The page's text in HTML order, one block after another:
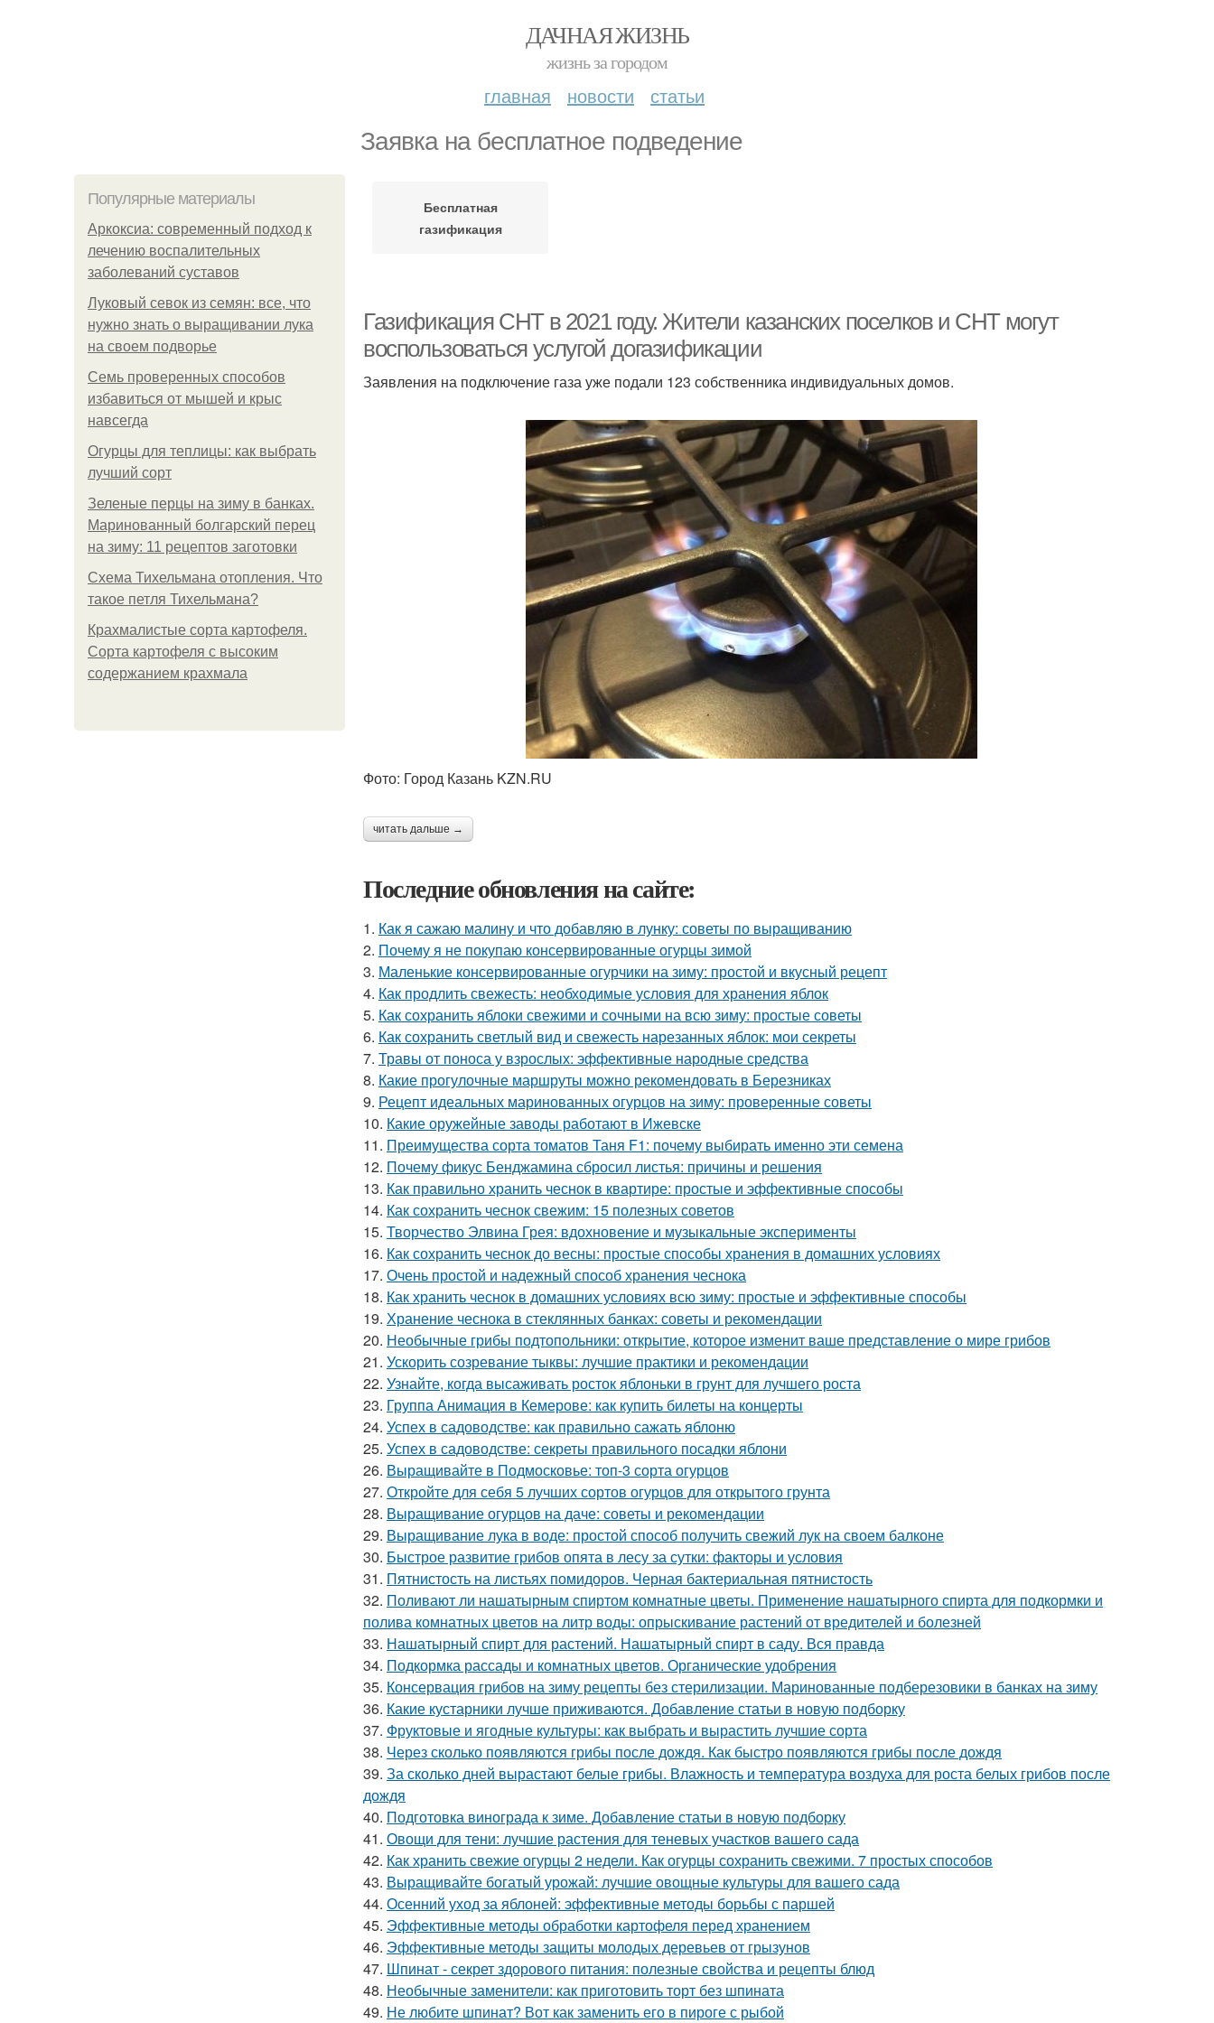
ДАЧНАЯ ЖИЗНЬ
жизнь за городом
главная новости статьи
Заявка на бесплатное подведение
Популярные материалы
Аркоксиа: современный подход к
лечению воспалительных
заболеваний суставов
Луковый севок из семян: все, что
нужно знать о выращивании лука
на своем подворье
Семь проверенных способов
избавиться от мышей и крыс
навсегда
Огурцы для теплицы: как выбрать
лучший сорт
Зеленые перцы на зиму в банках.
Маринованный болгарский перец
на зиму: 11 рецептов заготовки
Схема Тихельмана отопления. Что
такое петля Тихельмана?
Крахмалистые сорта картофеля.
Сорта картофеля с высоким
содержанием крахмала
Бесплатная
газификация
Газификация СНТ в 2021 году. Жители казанских поселков и СНТ могут
воспользоваться услугой догазификации
Заявления на подключение газа уже подали 123 собственника индивидуальных домов.
Фото: Город Казань KZN.RU
читать дальше →
Последние обновления на сайте:
1. Как я сажаю малину и что добавляю в лунку: советы по выращиванию
2. Почему я не покупаю консервированные огурцы зимой
3. Маленькие консервированные огурчики на зиму: простой и вкусный рецепт
4. Как продлить свежесть: необходимые условия для хранения яблок
5. Как сохранить яблоки свежими и сочными на всю зиму: простые советы
6. Как сохранить светлый вид и свежесть нарезанных яблок: мои секреты
7. Травы от поноса у взрослых: эффективные народные средства
8. Какие прогулочные маршруты можно рекомендовать в Березниках
9. Рецепт идеальных маринованных огурцов на зиму: проверенные советы
10. Какие оружейные заводы работают в Ижевске
11. Преимущества сорта томатов Таня F1: почему выбирать именно эти семена
12. Почему фикус Бенджамина сбросил листья: причины и решения
13. Как правильно хранить чеснок в квартире: простые и эффективные способы
14. Как сохранить чеснок свежим: 15 полезных советов
15. Творчество Элвина Грея: вдохновение и музыкальные эксперименты
16. Как сохранить чеснок до весны: простые способы хранения в домашних условиях
17. Очень простой и надежный способ хранения чеснока
18. Как хранить чеснок в домашних условиях всю зиму: простые и эффективные способы
19. Хранение чеснока в стеклянных банках: советы и рекомендации
20. Необычные грибы подтопольники: открытие, которое изменит ваше представление о мире грибов
21. Ускорить созревание тыквы: лучшие практики и рекомендации
22. Узнайте, когда высаживать росток яблоньки в грунт для лучшего роста
23. Группа Анимация в Кемерове: как купить билеты на концерты
24. Успех в садоводстве: как правильно сажать яблоню
25. Успех в садоводстве: секреты правильного посадки яблони
26. Выращивайте в Подмосковье: топ-3 сорта огурцов
27. Откройте для себя 5 лучших сортов огурцов для открытого грунта
28. Выращивание огурцов на даче: советы и рекомендации
29. Выращивание лука в воде: простой способ получить свежий лук на своем балконе
30. Быстрое развитие грибов опята в лесу за сутки: факторы и условия
31. Пятнистость на листьях помидоров. Черная бактериальная пятнистость
32. Поливают ли нашатырным спиртом комнатные цветы. Применение нашатырного спирта для подкормки и
полива комнатных цветов на литр воды: опрыскивание растений от вредителей и болезней
33. Нашатырный спирт для растений. Нашатырный спирт в саду. Вся правда
34. Подкормка рассады и комнатных цветов. Органические удобрения
35. Консервация грибов на зиму рецепты без стерилизации. Маринованные подберезовики в банках на зиму
36. Какие кустарники лучше приживаются. Добавление статьи в новую подборку
37. Фруктовые и ягодные культуры: как выбрать и вырастить лучшие сорта
38. Через сколько появляются грибы после дождя. Как быстро появляются грибы после дождя
39. За сколько дней вырастают белые грибы. Влажность и температура воздуха для роста белых грибов после
дождя
40. Подготовка винограда к зиме. Добавление статьи в новую подборку
41. Овощи для тени: лучшие растения для теневых участков вашего сада
42. Как хранить свежие огурцы 2 недели. Как огурцы сохранить свежими. 7 простых способов
43. Выращивайте богатый урожай: лучшие овощные культуры для вашего сада
44. Осенний уход за яблоней: эффективные методы борьбы с паршей
45. Эффективные методы обработки картофеля перед хранением
46. Эффективные методы защиты молодых деревьев от грызунов
47. Шпинат - секрет здорового питания: полезные свойства и рецепты блюд
48. Необычные заменители: как приготовить торт без шпината
49. Не любите шпинат? Вот как заменить его в пироге с рыбой